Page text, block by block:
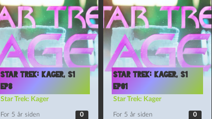
Star Trek: Kager, S1
Ep8
Star Trek: Kager
For 5 år siden 0
Star Trek: Kager, S1
Ep01
Star Trek: Kager
For 5 år siden 0